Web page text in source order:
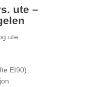
ute –
ute.
EI90)